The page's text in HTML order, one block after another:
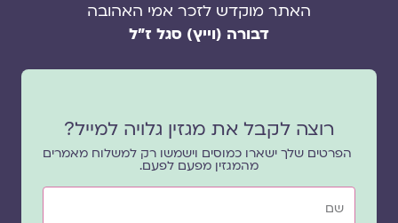
האתר מוקדש לזכר אמי האהובה
דבורה (וייץ) סגל ז"ל
רוצה לקבל את מגזין גלויה למייל?
הפרטים שלך ישארו כמוסים וישמשו רק למשלוח מאמרים
מהמגזין מפעם לפעם.
שם